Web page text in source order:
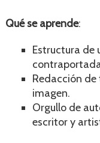
Qué se aprende:
Estructura de
Redacción
imagen.
Orgullo de
escritor y